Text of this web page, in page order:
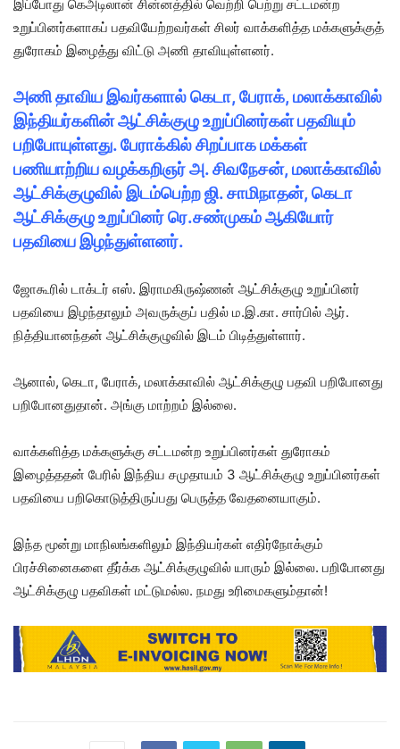
இப்போது கெஅடிலான் சின்னத்தில் வெற்றி பெற்று சட்டமன்ற
உறுப்பினர்களாகப் பதவியேற்றவர்கள் சிலர் வாக்களித்த மக்களுக்குத்
துரோகம் இழைத்து விட்டு அணி தாவியுள்ளனர்.
அணி தாவிய இவர்களால் கெடா, பேராக், மலாக்காவில்
இந்தியர்களின் ஆட்சிக்குழு உறுப்பினர்கள் பதவியும்
பறிபோயுள்ளது. பேராக்கில் சிறப்பாக மக்கள்
பணியாற்றிய வழக்கறிஞர் அ. சிவநேசன், மலாக்காவில்
ஆட்சிக்குழுவில் இடம்பெற்ற ஜி. சாமிநாதன், கெடா
ஆட்சிக்குழு உறுப்பினர் ரெ.சண்முகம் ஆகியோர்
பதவியை இழந்துள்ளனர்.
ஜோகூரில் டாக்டர் எஸ். இராமகிருஷ்ணன் ஆட்சிக்குழு உறுப்பினர்
பதவியை இழந்தாலும் அவருக்குப் பதில் ம.இ.கா. சார்பில் ஆர்.
நித்தியானந்தன் ஆட்சிக்குழுவில் இடம் பிடித்துள்ளார்.
ஆனால், கெடா, பேராக், மலாக்காவில் ஆட்சிக்குழு பதவி பறிபோனது
பறிபோனதுதான். அங்கு மாற்றம் இல்லை.
வாக்களித்த மக்களுக்கு சட்டமன்ற உறுப்பினர்கள் துரோகம்
இழைத்ததன் பேரில் இந்திய சமுதாயம் 3 ஆட்சிக்குழு உறுப்பினர்கள்
பதவியை பறிகொடுத்திருப்பது பெருத்த வேதனையாகும்.
இந்த மூன்று மாநிலங்களிலும் இந்தியர்கள் எதிர்நோக்கும்
பிரச்சினைகளை தீர்க்க ஆட்சிக்குழுவில் யாரும் இல்லை. பறிபோனது
ஆட்சிக்குழு பதவிகள் மட்டுமல்ல. நமது உரிமைகளும்தான்!